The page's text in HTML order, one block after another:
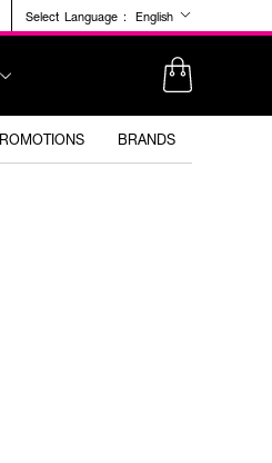
Select Language : English
BRANDS